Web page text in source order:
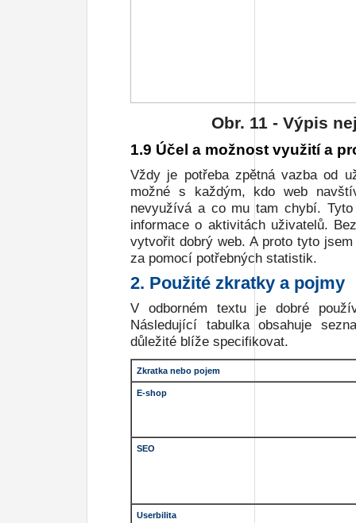
Obr. 11 - Výpis
1.9 Účel a možnost využití a
Vždy je potřeba zpětná vazba od
možné s každým, kdo web
nevyužívá a co mu tam chybí.
informace o aktivitách uživatelů.
vytvořit dobrý web. A proto tyto
za pomocí potřebných statistik.
2. Použité zkratky a pojmy
V odborném textu je dobré
Následující tabulka obsahuje
důležité blíže specifikovat.
Zkratka nebo pojem
E-shop
SEO
Userbilita